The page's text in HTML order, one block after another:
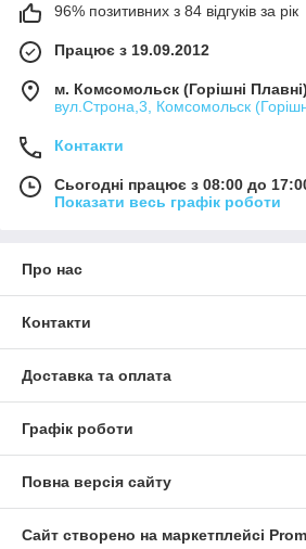
96% позитивних з 84 відгуків за рік
Працює з 19.09.2012
м. Комсомольск (Горішні Плавні)
вул.Строна,3, Комсомольск
Контакти
Сьогодні працює з 08:00 до
Показати весь графік роботи
Про нас
Контакти
Доставка та оплата
Графік роботи
Повна версія сайту
Сайт створено на маркетплейсі